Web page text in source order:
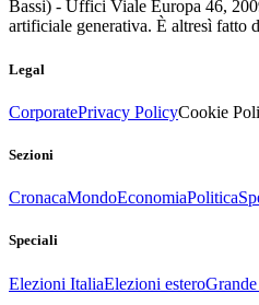
Bassi) - Uffici Viale Europa 46,
artificiale generativa. È altresì fatto
Legal
CorporatePrivacy PolicyCookie
Sezioni
CronacaMondoEconomiaPolitica
Speciali
Elezioni ItaliaElezioni estero